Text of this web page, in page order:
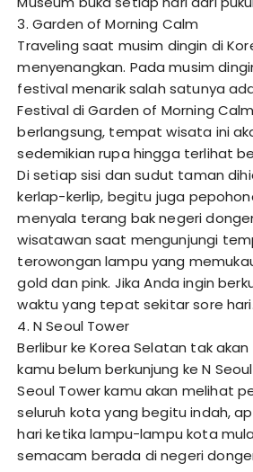
3. Garden of Morning Calm
Traveling saat musim dingin di
menyenangkan. Pada musim
festival menarik salah satunya
Festival di Garden of Morning
berlangsung, tempat wisata ini
sedemikian rupa hingga terlihat
Di setiap sisi dan sudut taman
kerlap-kerlip, begitu juga
menyala terang bak negeri
wisatawan saat mengunjungi
terowongan lampu yang
gold dan pink. Jika Anda ingin
waktu yang tepat sekitar sore hari.
4. N Seoul Tower
Berlibur ke Korea Selatan tak
kamu belum berkunjung ke N
Seoul Tower kamu akan melihat
seluruh kota yang begitu indah,
hari ketika lampu-lampu kota
semacam berada di negeri